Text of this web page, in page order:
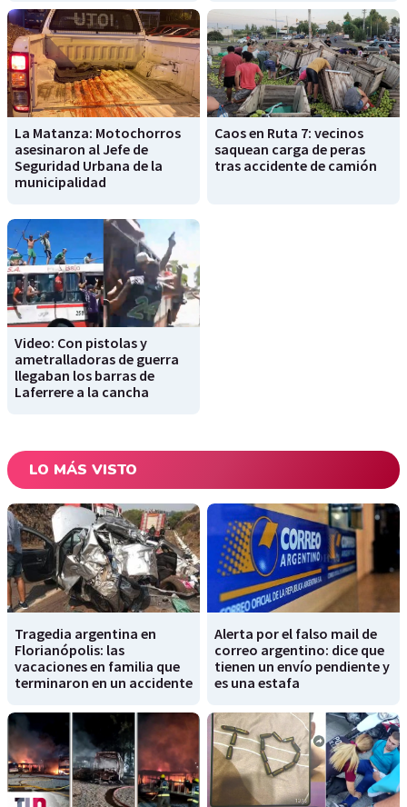
La Matanza: Motochorros
asesinaron al Jefe de
Seguridad Urbana de la
municipalidad
Caos en Ruta 7: vecinos
saquean carga de peras
tras accidente de camión
Video: Con pistolas y
ametralladoras de guerra
llegaban los barras de
Laferrere a la cancha
LO MÁS VISTO
Tragedia argentina en
Florianópolis: las
vacaciones en familia que
terminaron en un accidente
Alerta por el falso mail de
correo argentino: dice que
tienen un envío pendiente y
es una estafa